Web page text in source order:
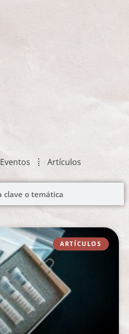
Eventos Artículos
ARTÍCULOS